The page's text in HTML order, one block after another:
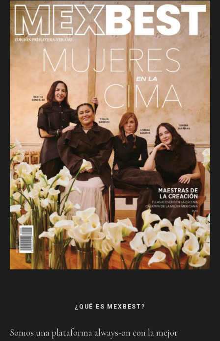
¿QUÉ ES MEXBEST?
Somos una plataforma always-on con la mejor